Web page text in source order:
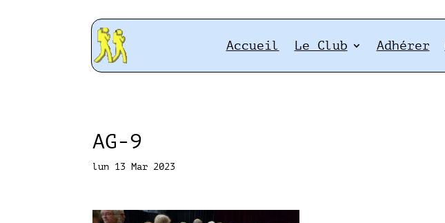
Accueil Le Club Adhérer
AG-9
lun 13 Mar 2023